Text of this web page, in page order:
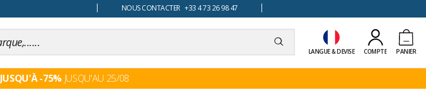
NOUS CONTACTER +33 4 73 26 98 47
LANGUE & DEVISE COMPTE PANIER
JUSQU'À -75%JUSQU'AU 25/08